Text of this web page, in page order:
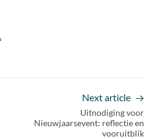
Next article
Uitnodiging voor
Nieuwjaarsevent: reflectie en
vooruitblik